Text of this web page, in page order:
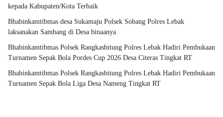
kepada Kabupaten/Kota Terbaik
Bhabinkamtibmas desa Sukamaju Polsek Sobang Polres Lebak
laksanakan Sambang di Desa binaanya
Bhabinkamtibmas Polsek Rangkasbitung Polres Lebak Hadiri Pembukaan
Turnamen Sepak Bola Pordes Cup 2026 Desa Citeras Tingkat RT
Bhabinkamtibmas Polsek Rangkasbitung Polres Lebak Hadiri Pembukaan
Turnamen Sepak Bola Liga Desa Nameng Tingkat RT